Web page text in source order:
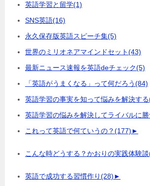
英語学習と留学(1)
SNS英語(16)
永久保存版英語スピーチ集(5)
世界のミリオネアマインドセット(43)
最新ニュース速報を英語deチェック(5)
「英語がうまくなる」って何だろう(84)
英語学習の事実を知って悩みを解決する
英語学習の悩みを解決してライバルに勝
これって英語で何ていうの？(177)►
こんな時どうする？かおりの実践体験談
英語で成功する習慣作り(28)►